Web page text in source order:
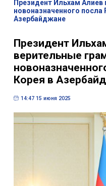
Президент Ильхам
новоназначенного посла
Азербайджане
Президент
верительные
Корея в
14:47 15 июня 2025